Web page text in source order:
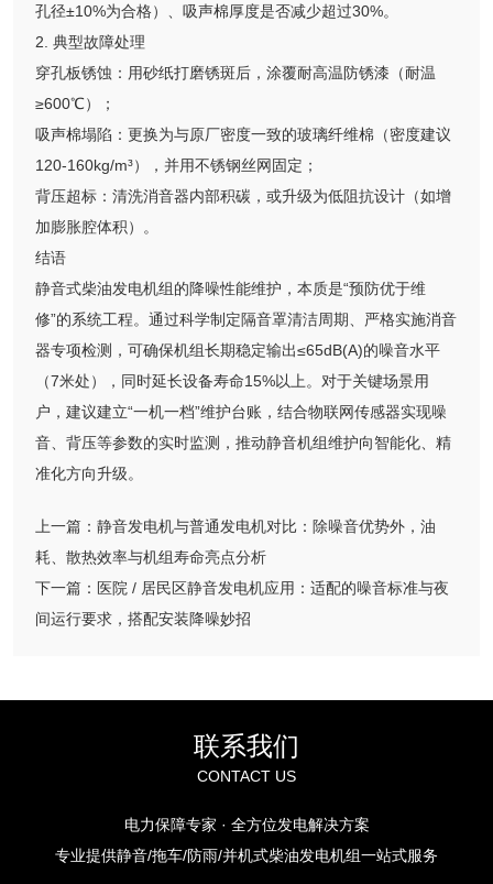
孔径±10%为合格）、吸声棉厚度是否减少超过30%。
2. 典型故障处理
穿孔板锈蚀：用砂纸打磨锈斑后，涂覆耐高温防锈漆（耐温
≥600℃）；
吸声棉塌陷：更换为与原厂密度一致的玻璃纤维棉（密度建议
120-160kg/m³），并用不锈钢丝网固定；
背压超标：清洗消音器内部积碳，或升级为低阻抗设计（如增
加膨胀腔体积）。
结语
静音式柴油发电机组的降噪性能维护，本质是“预防优于维
修”的系统工程。通过科学制定隔音罩清洁周期、严格实施消音
器专项检测，可确保机组长期稳定输出≤65dB(A)的噪音水平
（7米处），同时延长设备寿命15%以上。对于关键场景用
户，建议建立“一机一档”维护台账，结合物联网传感器实现噪
音、背压等参数的实时监测，推动静音机组维护向智能化、精
准化方向升级。
上一篇： 静音发电机与普通发电机对比：除噪音优势外，油
耗、散热效率与机组寿命亮点分析
下一篇： 医院 / 居民区静音发电机应用：适配的噪音标准与夜
间运行要求，搭配安装降噪妙招
联系我们
CONTACT US
电力保障专家 · 全方位发电解决方案
专业提供静音/拖车/防雨/并机式柴油发电机组一站式服务